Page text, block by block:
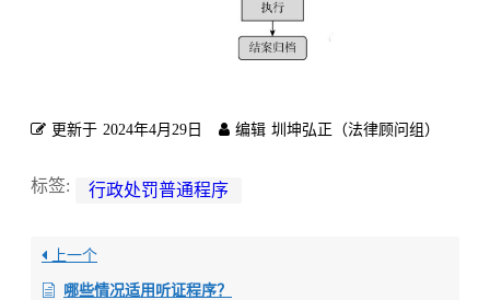
更新于 2024年4月29日 编辑 圳坤弘正（法律顾问组）
标签: 行政处罚普通程序
上一个
哪些情况适用听证程序？